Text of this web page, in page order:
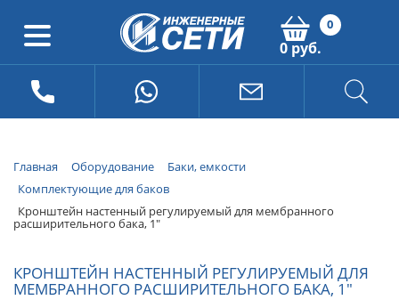
0
0 руб.
Главная Оборудование
Баки, емкости
Комплектующие для баков
Кронштейн настенный регулируемый для мембранного
расширительного бака, 1"
КРОНШТЕЙН НАСТЕННЫЙ РЕГУЛИРУЕМЫЙ ДЛЯ
МЕМБРАННОГО РАСШИРИТЕЛЬНОГО БАКА, 1"